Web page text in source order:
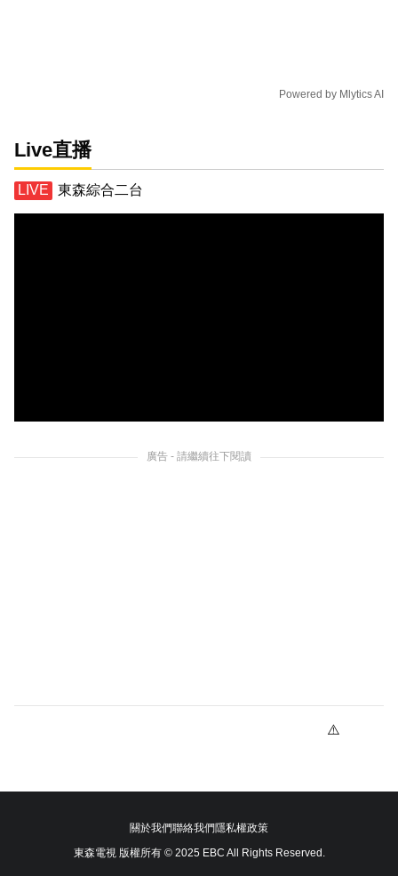
Powered by Mlytics AI
Live直播
東森綜合二台
廣告 - 請繼續往下閱讀
關於我們聯絡我們隱私權政策
東森電視 版權所有 © 2025 EBC All Rights Reserved.